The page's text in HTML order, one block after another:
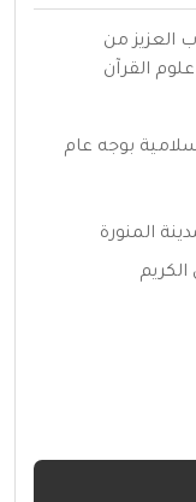
العزيز من
القرآن
بوجه عام
المنورة